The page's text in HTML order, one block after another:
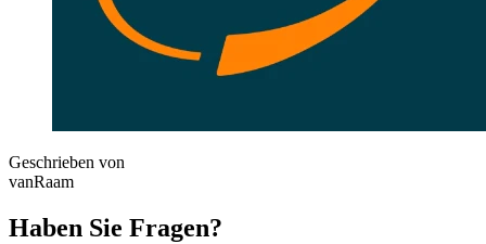
Geschrieben von
vanRaam
Haben Sie Fragen?